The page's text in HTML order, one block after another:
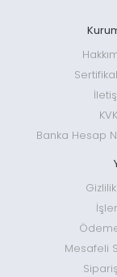
Banka Hesap
Mesafeli